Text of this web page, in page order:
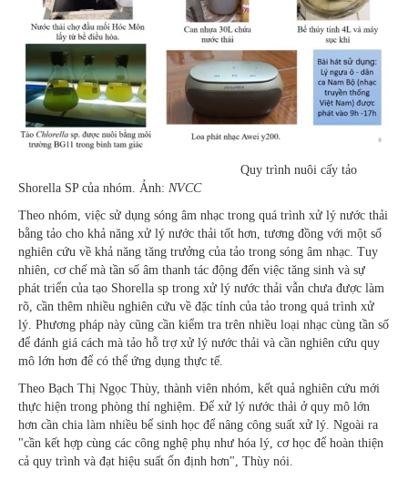
Quy trình nuôi cấy tảo
Shorella SP của nhóm. Ảnh: NVCC
Theo nhóm, việc sử dụng sóng âm nhạc trong quá trình xử lý nước thải
bằng tảo cho khả năng xử lý nước thải tốt hơn, tương đồng với một số
nghiên cứu về khả năng tăng trưởng của tảo trong sóng âm nhạc. Tuy
nhiên, cơ chế mà tần số âm thanh tác động đến việc tăng sinh và sự
phát triển của tạo Shorella sp trong xử lý nước thải vẫn chưa được làm
rõ, cần thêm nhiều nghiên cứu về đặc tính của tảo trong quá trình xử
lý. Phương pháp này cũng cần kiểm tra trên nhiều loại nhạc cùng tần số
để đánh giá cách mà tảo hỗ trợ xử lý nước thải và cần nghiên cứu quy
mô lớn hơn để có thể ứng dụng thực tế.
Theo Bạch Thị Ngọc Thùy, thành viên nhóm, kết quả nghiên cứu mới
thực hiện trong phòng thí nghiệm. Để xử lý nước thải ở quy mô lớn
hơn cần chia làm nhiều bể sinh học để nâng công suất xử lý. Ngoài ra
"cần kết hợp cùng các công nghệ phụ như hóa lý, cơ học để hoàn thiện
cả quy trình và đạt hiệu suất ổn định hơn", Thùy nói.